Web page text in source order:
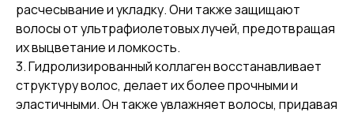
расчесывание и укладку. Они также защищают
волосы от ультрафиолетовых лучей, предотвращая
их выцветание и ломкость.
3. Гидролизированный коллаген восстанавливает
структуру волос, делает их более прочными и
эластичными. Он также увлажняет волосы, придавая